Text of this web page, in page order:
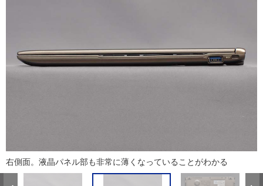
右側面。液晶パネル部も非常に薄くなっていることがわかる